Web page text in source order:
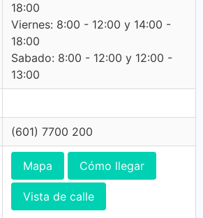
18:00
Viernes: 8:00 - 12:00 y 14:00 -
18:00
Sabado: 8:00 - 12:00 y 12:00 -
13:00
(601) 7700 200
Mapa Cómo llegar
Vista de calle